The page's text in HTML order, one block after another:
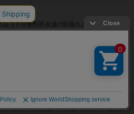
店３０分無料🆓 友達の部屋のような、お座
る簡単なボードゲームや変な小物でいっ...
＆ダイニングバーkurumari
野区中野2-28-1中野JMビル2F